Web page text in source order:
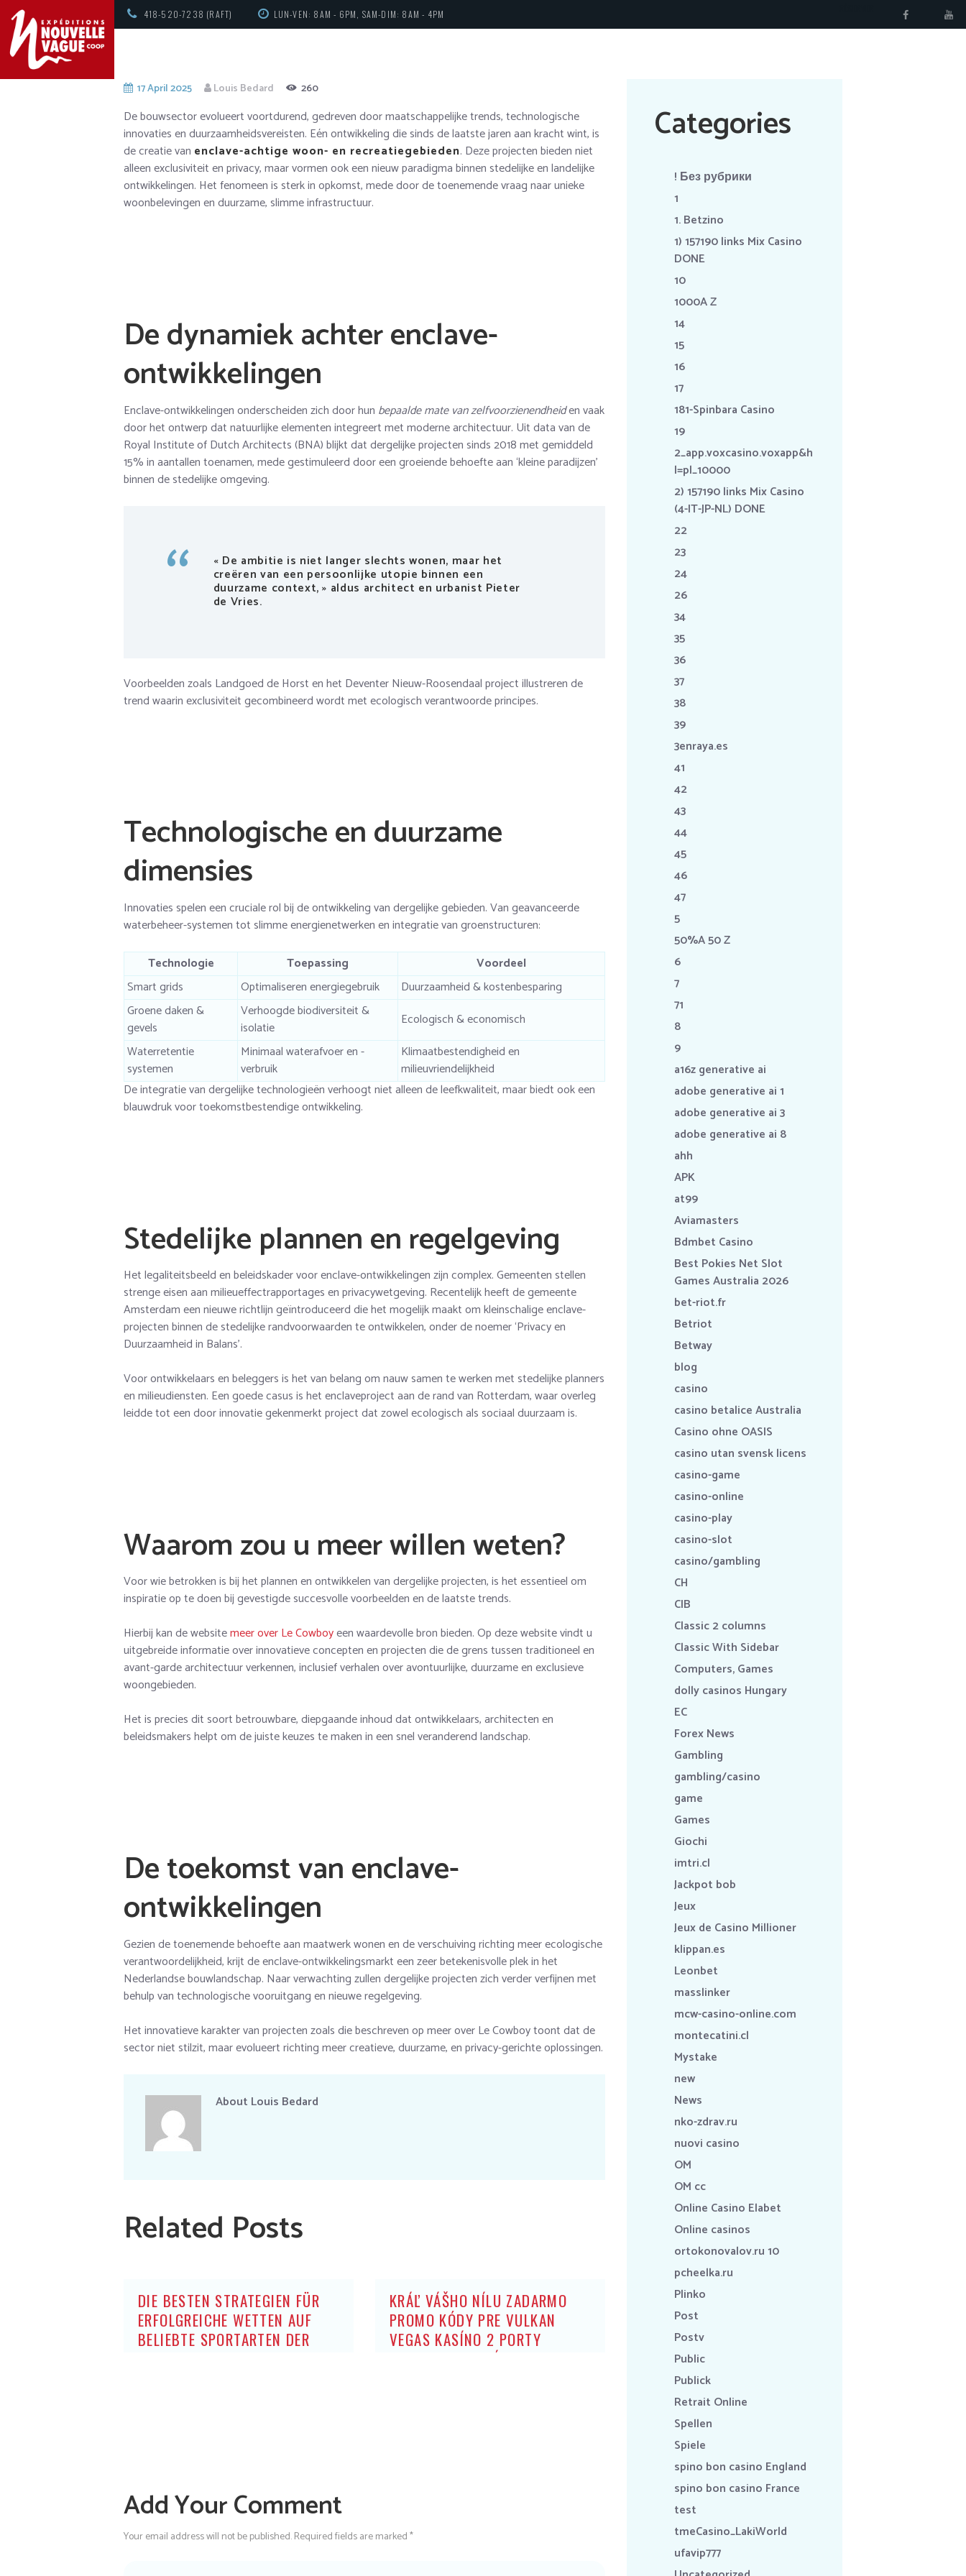
418-520-7238 (RAFT) LUN-VEN: 8AM - 6PM, SAM-DIM: 8AM - 4PM
17 April 2025 Louis Bedard 260
De bouwsector evolueert voortdurend, gedreven door maatschappelijke trends, technologische
innovaties en duurzaamheidsvereisten. Eén ontwikkeling die sinds de laatste jaren aan kracht wint, is
de creatie van enclave-achtige woon- en recreatiegebieden. Deze projecten bieden niet
alleen exclusiviteit en privacy, maar vormen ook een nieuw paradigma binnen stedelijke en landelijke
ontwikkelingen. Het fenomeen is sterk in opkomst, mede door de toenemende vraag naar unieke
woonbelevingen en duurzame, slimme infrastructuur.
De dynamiek achter enclave-
ontwikkelingen
Enclave-ontwikkelingen onderscheiden zich door hun bepaalde mate van zelfvoorzienendheiden vaak
door het ontwerp dat natuurlijke elementen integreert met moderne architectuur. Uit data van de
Royal Institute of Dutch Architects (BNA) blijkt dat dergelijke projecten sinds 2018 met gemiddeld
15% in aantallen toenamen, mede gestimuleerd door een groeiende behoefte aan ‘kleine paradijzen’
binnen de stedelijke omgeving.
« De ambitie is niet langer slechts wonen, maar het
creëren van een persoonlijke utopie binnen een
duurzame context, » aldus architect en urbanist Pieter
de Vries.
Voorbeelden zoals Landgoed de Horst en het Deventer Nieuw-Roosendaal project illustreren de
trend waarin exclusiviteit gecombineerd wordt met ecologisch verantwoorde principes.
Technologische en duurzame
dimensies
Innovaties spelen een cruciale rol bij de ontwikkeling van dergelijke gebieden. Van geavanceerde
waterbeheer-systemen tot slimme energienetwerken en integratie van groenstructuren:
Technologie
Toepassing
Voordeel
Smart grids
Optimaliseren energiegebruik
Duurzaamheid & kostenbesparing
Groene daken &
gevels
Verhoogde biodiversiteit &
isolatie
Ecologisch & economisch
Waterretentie
systemen
Minimaal waterafvoer en -
verbruik
Klimaatbestendigheid en
milieuvriendelijkheid
De integratie van dergelijke technologieën verhoogt niet alleen de leefkwaliteit, maar biedt ook een
blauwdruk voor toekomstbestendige ontwikkeling.
Stedelijke plannen en regelgeving
Het legaliteitsbeeld en beleidskader voor enclave-ontwikkelingen zijn complex. Gemeenten stellen
strenge eisen aan milieueffectrapportages en privacywetgeving. Recentelijk heeft de gemeente
Amsterdam een nieuwe richtlijn geïntroduceerd die het mogelijk maakt om kleinschalige enclave-
projecten binnen de stedelijke randvoorwaarden te ontwikkelen, onder de noemer ‘Privacy en
Duurzaamheid in Balans’.
Voor ontwikkelaars en beleggers is het van belang om nauw samen te werken met stedelijke planners
en milieudiensten. Een goede casus is het enclaveproject aan de rand van Rotterdam, waar overleg
leidde tot een door innovatie gekenmerkt project dat zowel ecologisch als sociaal duurzaam is.
Waarom zou u meer willen weten?
Voor wie betrokken is bij het plannen en ontwikkelen van dergelijke projecten, is het essentieel om
inspiratie op te doen bij gevestigde succesvolle voorbeelden en de laatste trends.
Hierbij kan de websitemeer over Le Cowboyeen waardevolle bron bieden. Op deze website vindt u
uitgebreide informatie over innovatieve concepten en projecten die de grens tussen traditioneel en
avant-garde architectuur verkennen, inclusief verhalen over avontuurlijke, duurzame en exclusieve
woongebieden.
Het is precies dit soort betrouwbare, diepgaande inhoud dat ontwikkelaars, architecten en
beleidsmakers helpt om de juiste keuzes te maken in een snel veranderend landschap.
De toekomst van enclave-
ontwikkelingen
Gezien de toenemende behoefte aan maatwerk wonen en de verschuiving richting meer ecologische
verantwoordelijkheid, krijt de enclave-ontwikkelingsmarkt een zeer betekenisvolle plek in het
Nederlandse bouwlandschap. Naar verwachting zullen dergelijke projecten zich verder verfijnen met
behulp van technologische vooruitgang en nieuwe regelgeving.
Het innovatieve karakter van projecten zoals die beschreven op meer over Le Cowboy toont dat de
sector niet stilzit, maar evolueert richting meer creatieve, duurzame, en privacy-gerichte oplossingen.
About Louis Bedard
Related Posts
DIE BESTEN STRATEGIEN FÜR
ERFOLGREICHE WETTEN AUF
BELIEBTE SPORTARTEN DER
KRÁĽ VÁŠHO NÍLU ZADARMO
PROMO KÓDY PRE VULKAN
VEGAS KASÍNO 2 PORTY
ZADARMO: BEZ ZÍSKANIA HRY
Add Your Comment
Your email address will not be published. Required fields are marked *
Categories
! Без рубрики
1
1. Betzino
1) 157190 links Mix Casino
DONE
10
1000A Z
14
15
16
17
181-Spinbara Casino
19
2_app.voxcasino.voxapp&h
l=pl_10000
2) 157190 links Mix Casino
(4-IT-JP-NL) DONE
22
23
24
26
34
35
36
37
38
39
3enraya.es
41
42
43
44
45
46
47
5
50%A 50 Z
6
7
71
8
9
a16z generative ai
adobe generative ai 1
adobe generative ai 3
adobe generative ai 8
ahh
APK
at99
Aviamasters
Bdmbet Casino
Best Pokies Net Slot
Games Australia 2026
bet-riot.fr
Betriot
Betway
blog
casino
casino betalice Australia
Casino ohne OASIS
casino utan svensk licens
casino-game
casino-online
casino-play
casino-slot
casino/gambling
CH
CIB
Classic 2 columns
Classic With Sidebar
Computers, Games
dolly casinos Hungary
EC
Forex News
Gambling
gambling/casino
game
Games
Giochi
imtri.cl
Jackpot bob
Jeux
Jeux de Casino Millioner
klippan.es
Leonbet
masslinker
mcw-casino-online.com
montecatini.cl
Mystake
new
News
nko-zdrav.ru
nuovi casino
OM
OM cc
Online Casino Elabet
Online casinos
ortokonovalov.ru 10
pcheelka.ru
Plinko
Post
Postv
Public
Publick
Retrait Online
Spellen
Spiele
spino bon casino England
spino bon casino France
test
tmeCasino_LakiWorld
ufavip777